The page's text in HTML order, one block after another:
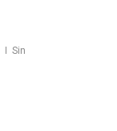
Sin